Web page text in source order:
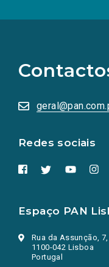
Redes sociais
redes
sociais
numa
nova
Espaço PAN
Rua da Assunção,
1100-042 Lisboa
Portugal